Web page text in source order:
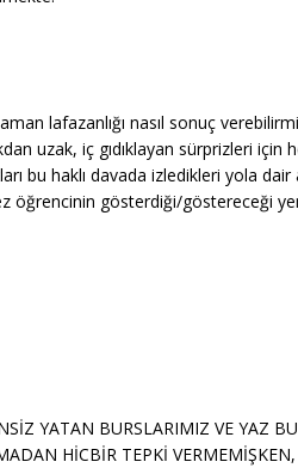
lafazanlığı nasıl sonuç
uzak, iç gıdıklayan sürprizleri için
bu haklı davada izledikleri yola dair
öğrencinin gösterdiği/göstereceği
YATAN BURSLARIMIZ VE YAZ
HİCBİR TEPKİ